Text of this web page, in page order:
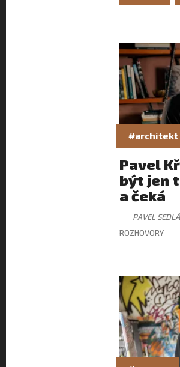
#architekt
Pavel
být jen
a čeká
PAVEL
ROZHOVORY